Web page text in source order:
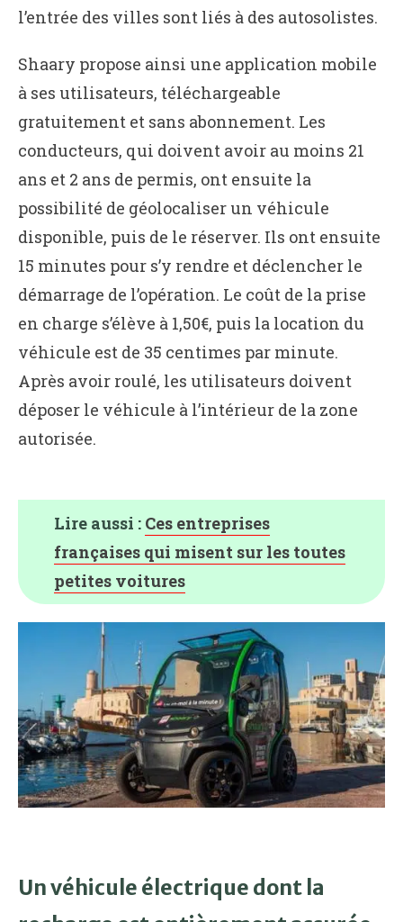
l’entrée des villes sont liés à des autosolistes.
Shaary propose ainsi une application mobile
à ses utilisateurs, téléchargeable
gratuitement et sans abonnement. Les
conducteurs, qui doivent avoir au moins 21
ans et 2 ans de permis, ont ensuite la
possibilité de géolocaliser un véhicule
disponible, puis de le réserver. Ils ont ensuite
15 minutes pour s’y rendre et déclencher le
démarrage de l’opération. Le coût de la prise
en charge s’élève à 1,50€, puis la location du
véhicule est de 35 centimes par minute.
Après avoir roulé, les utilisateurs doivent
déposer le véhicule à l’intérieur de la zone
autorisée.
Lire aussi : Ces entreprises
françaises qui misent sur les toutes
petites voitures
Un véhicule électrique dont la